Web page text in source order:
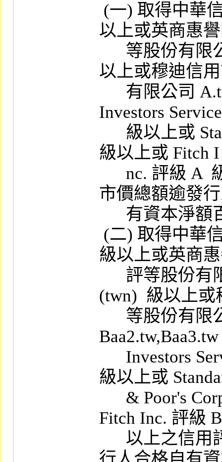
以上或英商惠
以上或穆迪信
Investors
級以上或 Fitch I
市價總額逾發
級以上或英商
(twn)  級以上或
級以上或
Fitch Inc. 評級